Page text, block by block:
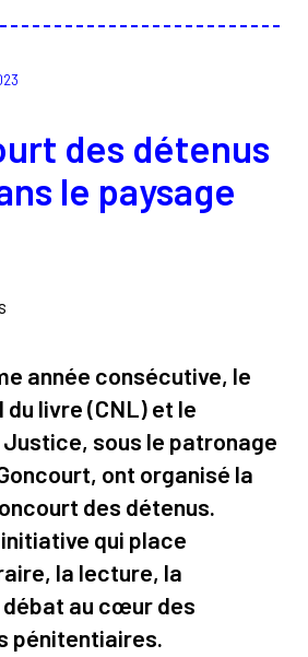
des détenus
le paysage
année consécutive, le
livre (CNL) et le
sous le patronage
ont organisé la
des détenus.
qui place
la lecture, la
au cœur des
pénitentiaires.
Contact